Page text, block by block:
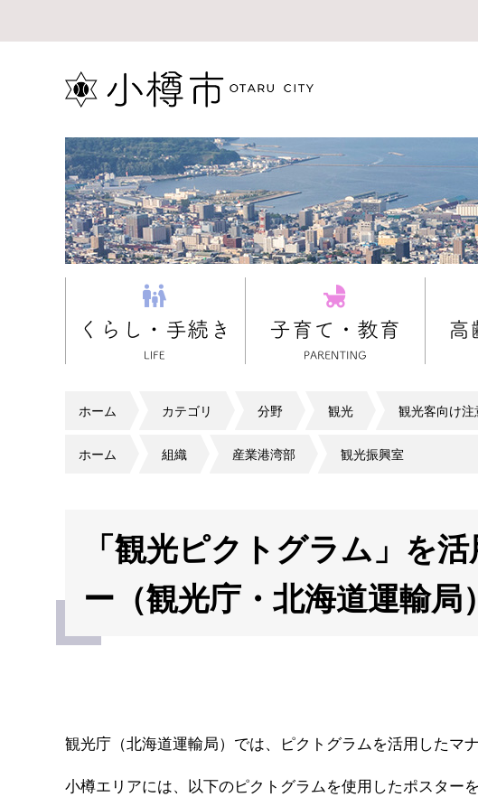
ホーム カテゴリ 分野 観光 観光客向け注
ホーム 組織 産業港湾部 観光振興室
「観光ピクトグラム」を
ー（観光庁・北海道運輸局）
観光庁（北海道運輸局）では、ピクトグラムを活用したマ
小樽エリアには、以下のピクトグラムを使用したポスター